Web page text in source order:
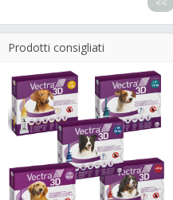
<<
Prodotti consigliati